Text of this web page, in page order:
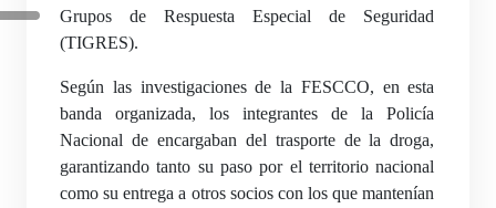
Grupos de Respuesta Especial de Seguridad
(TIGRES).
Según las investigaciones de la FESCCO, en esta
banda organizada, los integrantes de la Policía
Nacional de encargaban del trasporte de la droga,
garantizando tanto su paso por el territorio nacional
como su entrega a otros socios con los que mantenían